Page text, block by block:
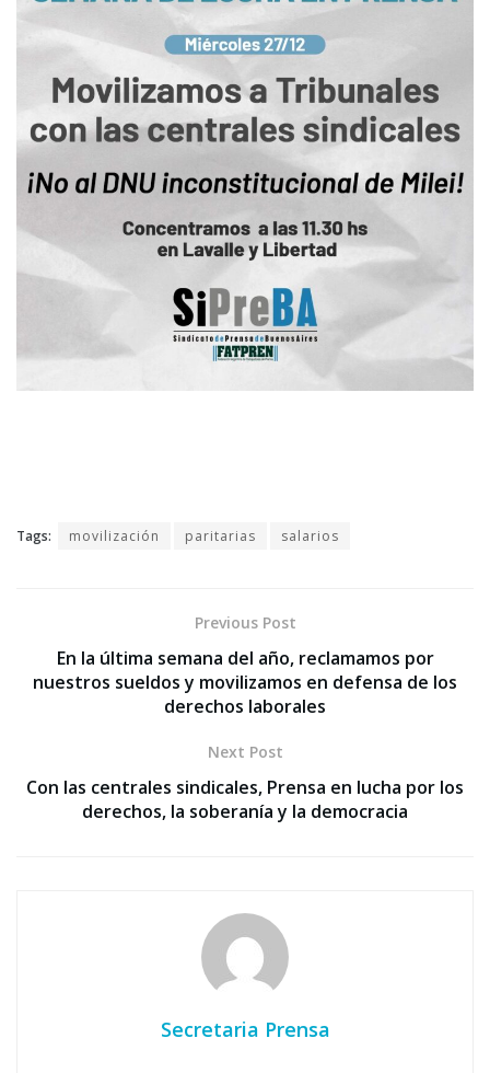
Tags: movilización paritarias salarios
Previous Post
En la última semana del año, reclamamos por
nuestros sueldos y movilizamos en defensa de los
derechos laborales
Next Post
Con las centrales sindicales, Prensa en lucha por los
derechos, la soberanía y la democracia
Secretaria Prensa